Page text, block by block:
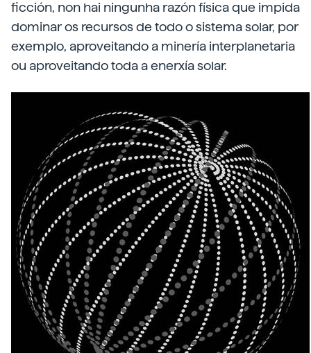
ficción, non hai ningunha razón física que impida
dominar os recursos de todo o sistema solar, por
exemplo, aproveitando a minería interplanetaria
ou aproveitando toda a enerxía solar.